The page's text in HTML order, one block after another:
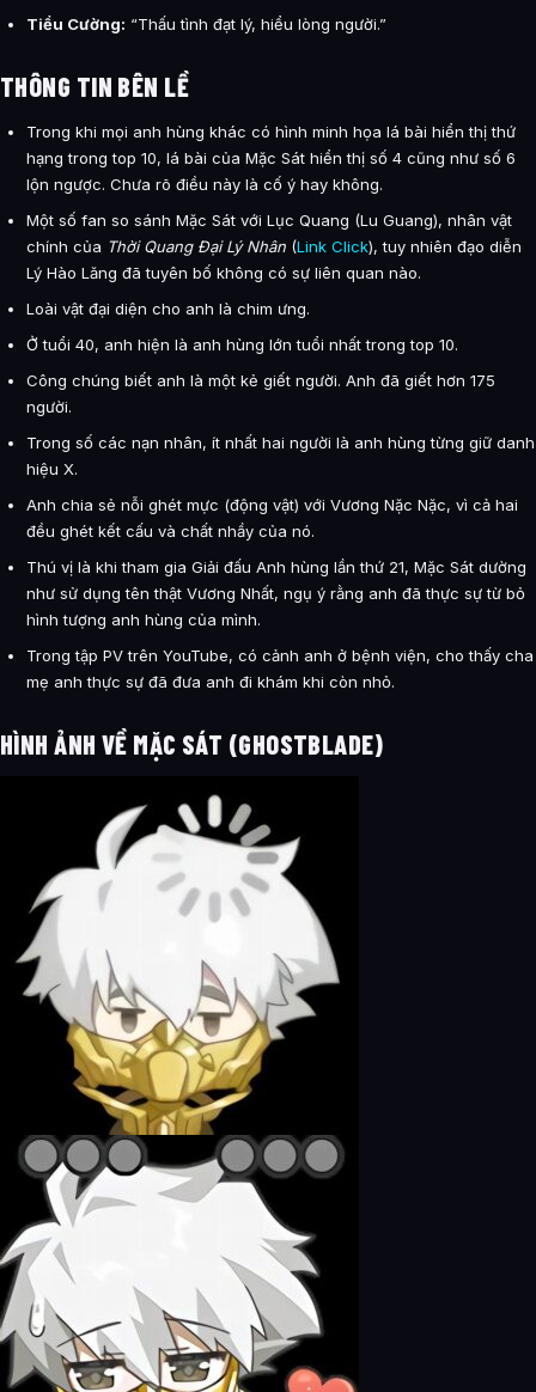
Tiểu Cường: “Thấu tình đạt lý, hiểu lòng người.”
THÔNG TIN BÊN LỀ
Trong khi mọi anh hùng khác có hình minh họa lá bài hiển thị thứ
hạng trong top 10, lá bài của Mặc Sát hiển thị số 4 cũng như số 6
lộn ngược. Chưa rõ điều này là cố ý hay không.
Một số fan so sánh Mặc Sát với Lục Quang (Lu Guang), nhân vật
chính của Thời Quang Đại Lý Nhân (Link Click), tuy nhiên đạo diễn
Lý Hào Lăng đã tuyên bố không có sự liên quan nào.
Loài vật đại diện cho anh là chim ưng.
Ở tuổi 40, anh hiện là anh hùng lớn tuổi nhất trong top 10.
Công chúng biết anh là một kẻ giết người. Anh đã giết hơn 175
người.
Trong số các nạn nhân, ít nhất hai người là anh hùng từng giữ danh
hiệu X.
Anh chia sẻ nỗi ghét mực (động vật) với Vương Nặc Nặc, vì cả hai
đều ghét kết cấu và chất nhầy của nó.
Thú vị là khi tham gia Giải đấu Anh hùng lần thứ 21, Mặc Sát dường
như sử dụng tên thật Vương Nhất, ngụ ý rằng anh đã thực sự từ bỏ
hình tượng anh hùng của mình.
Trong tập PV trên YouTube, có cảnh anh ở bệnh viện, cho thấy cha
mẹ anh thực sự đã đưa anh đi khám khi còn nhỏ.
HÌNH ẢNH VỀ MẶC SÁT (GHOSTBLADE)